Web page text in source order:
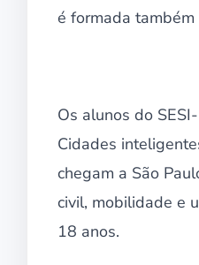
é formada
Os alunos do
Cidades
chegam a São
civil, mobilidade e
18 anos.